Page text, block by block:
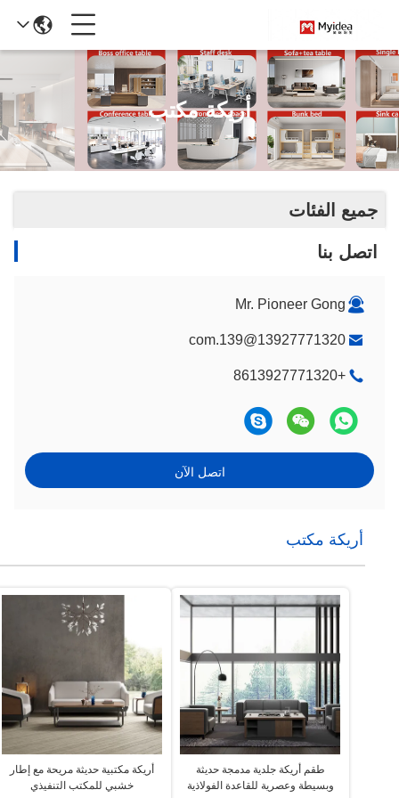
أريكة مكتب
جميع الفئات
اتصل بنا
Mr. Pioneer Gong
13927771320@139.com
+8613927771320
اتصل الآن
أريكة مكتب
طقم أريكة جلدية مدمجة حديثة
وبسيطة وعصرية للقاعدة الفولاذية
أريكة مكتبية حديثة مريحة مع إطار
خشبي للمكتب التنفيذي